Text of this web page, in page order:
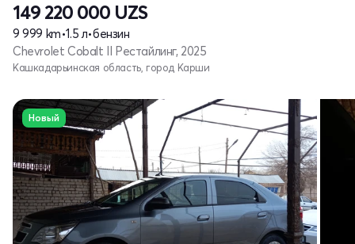
149 220 000 UZS
9 999 km•1.5 л•бензин
Chevrolet Cobalt II Рестайлинг, 2025
Кашкадарьинская область, город Карши
Новый